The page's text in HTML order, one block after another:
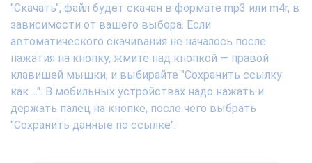
"Скачать", файл будет скачан в формате mp3 или m4r, в
зависимости от вашего выбора. Если
автоматического скачивания не началось после
нажатия на кнопку, жмите над кнопкой — правой
клавишей мышки, и выбирайте "Сохранить ссылку
как ...". В мобильных устройствах надо нажать и
держать палец на кнопке, после чего выбрать
"Сохранить данные по ссылке".